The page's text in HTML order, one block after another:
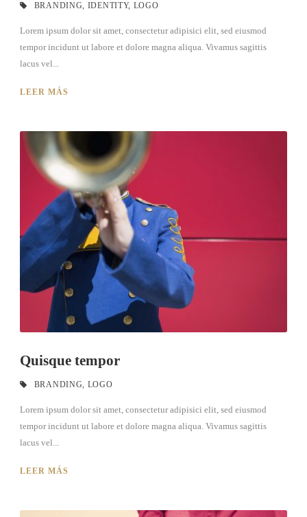
BRANDING, IDENTITY, LOGO
Lorem ipsum dolor sit amet, consectetur adipisici elit, sed eiusmod
tempor incidunt ut labore et dolore magna aliqua. Vivamus sagittis
lacus vel...
LEER MÁS
Quisque tempor
BRANDING LOGO
Lorem ipsum dolor sit amet, consectetur adipisici elit, sed eiusmod
tempor incidunt ut labore et dolore magna aliqua. Vivamus sagittis
lacus vel...
LEER MÁS